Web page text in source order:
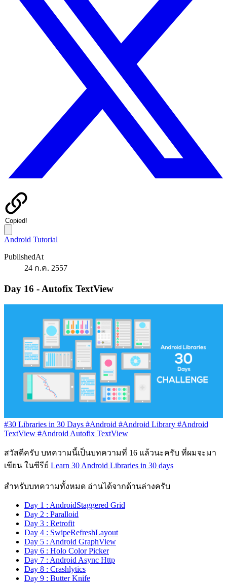
Copied!
Android Tutorial
PublishedAt
24 ก.ค. 2557
Day 16 - Autofix TextView
#30 Libraries in 30 Days #Android #Android Library #Android
TextView #Android Autofix TextView
สวัสดีครับ บทความนี้เป็นบทความที่ 16 แล้วนะครับ ที่ผมจะมา
เขียน ในซีรีย์ Learn 30 Android Libraries in 30 days
สำหรับบทความทั้งหมด อ่านได้จากด้านล่างครับ
Day 1 : AndroidStaggered Grid
Day 2 : Paralloid
Day 3 : Retrofit
Day 4 : SwipeRefreshLayout
Day 5 : Android GraphView
Day 6 : Holo Color Picker
Day 7 : Android Async Http
Day 8 : Crashlytics
Day 9 : Butter Knife